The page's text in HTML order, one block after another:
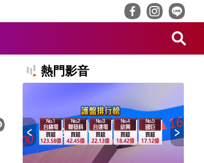
熱門影音